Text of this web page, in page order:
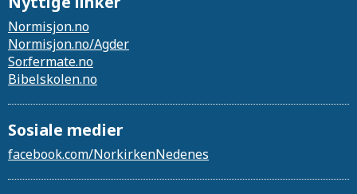
Normisjon.no
Normisjon.no/Agder
Sor.fermate.no
Bibelskolen.no
Sosiale medier
facebook.com/NorkirkenNedenes